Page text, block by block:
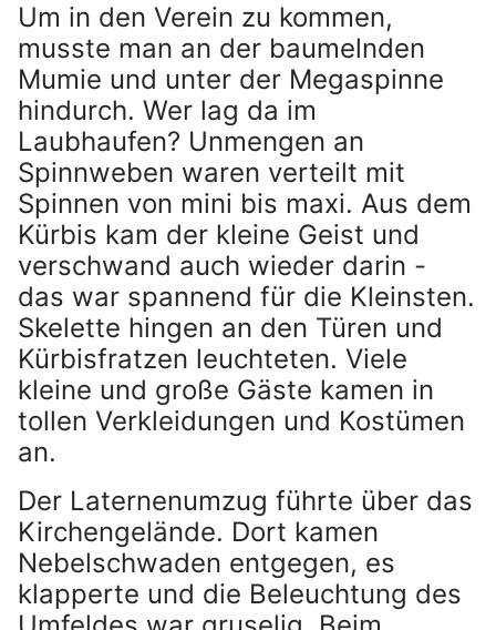
Um in den Verein zu kommen,
musste man an der baumelnden
Mumie und unter der Megaspinne
hindurch. Wer lag da im
Laubhaufen? Unmengen an
Spinnweben waren verteilt mit
Spinnen von mini bis maxi. Aus dem
Kürbis kam der kleine Geist und
verschwand auch wieder darin -
das war spannend für die Kleinsten.
Skelette hingen an den Türen und
Kürbisfratzen leuchteten. Viele
kleine und große Gäste kamen in
tollen Verkleidungen und Kostümen
an.
Der Laternenumzug führte über das
Kirchengelände. Dort kamen
Nebelschwaden entgegen, es
klapperte und die Beleuchtung des